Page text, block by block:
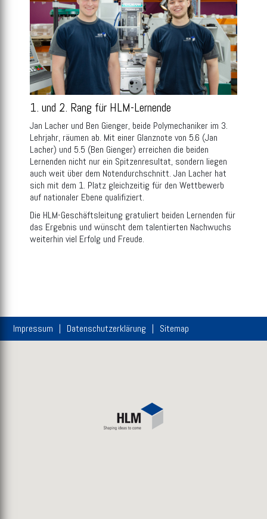
1. und 2. Rang für HLM-Lernende
Jan Lacher und Ben Gienger, beide Polymechaniker im 3.
Lehrjahr, räumen ab. Mit einer Glanznote von 5.6 (Jan
Lacher) und 5.5 (Ben Gienger) erreichen die beiden
Lernenden nicht nur ein Spitzenresultat, sondern liegen
auch weit über dem Notendurchschnitt. Jan Lacher hat
sich mit dem 1. Platz gleichzeitig für den Wettbewerb
auf nationaler Ebene qualifiziert.
Die HLM-Geschäftsleitung gratuliert beiden Lernenden für
das Ergebnis und wünscht dem talentierten Nachwuchs
weiterhin viel Erfolg und Freude.
Impressum Datenschutzerklärung Sitemap